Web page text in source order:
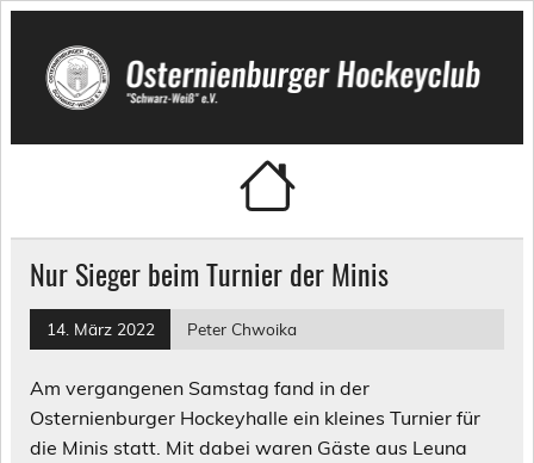
Skip
content
Osternienburger Hockeyclub
Nur Sieger beim Turnier der Minis
14. März 2022 Peter Chwoika
Am vergangenen Samstag fand in der
Osternienburger Hockeyhalle ein kleines Turnier für
die Minis statt. Mit dabei waren Gäste aus Leuna